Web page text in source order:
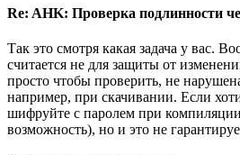
Re: AHK: Проверка подлинности
Так это смотря какая задача у вас.
считается не для защиты от
просто чтобы проверить, не
например, при скачивании. Если
шифруйте с паролем при
возможность), но и это не